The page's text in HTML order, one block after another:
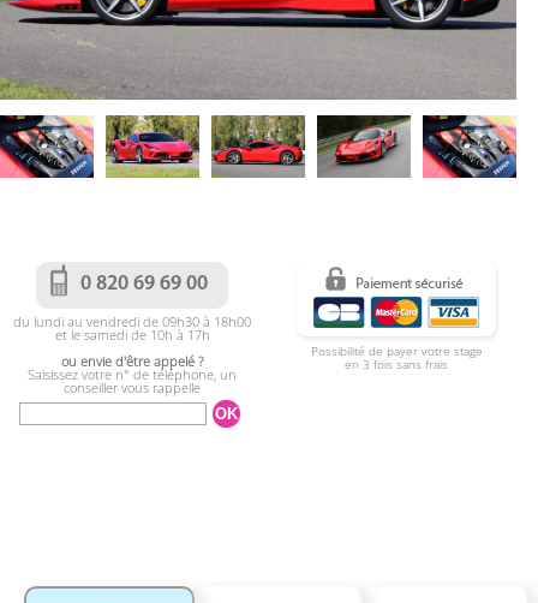
0 820 69 69 00
du lundi au vendredi de 09h30 à 18h00
et le samedi de 10h à 17h
ou envie d'être appelé ?
Saisissez votre n° de téléphone, un
conseiller vous rappelle
Possibilité de payer votre stage
en 3 fois sans frais